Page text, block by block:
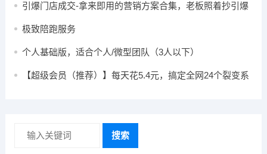
引爆门店成交-拿来即用的营销方案合集，老板照着抄引爆
极致陪跑服务
个人基础版，适合个人/微型团队（3人以下）
【超级会员（推荐）】每天花5.4元，搞定全网24个裂变系
搜索